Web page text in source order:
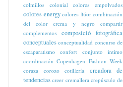
colmillos colonial colores empolvados
colores energy colores flúor combinación
del color crema y negro
compartir
complementos
composició fotográfica
conceptuales conceptualidad concurso de
escaparatismo
confort
conjunto íntimo
coordinación Copenhagen Fashion Week
coraza
corozo cotillería
creadora de
tendencias creer cremallera crepúsculo de